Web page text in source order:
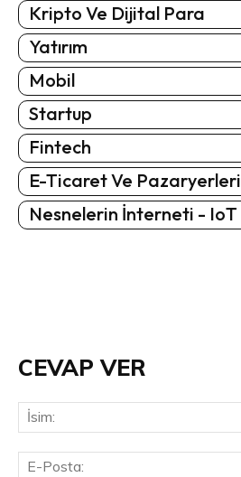
Kripto Ve Dijital Para
Yatırım
Mobil
Startup
Fintech
E-Ticaret Ve Pazaryerleri
Nesnelerin İnterneti - IoT
CEVAP VER